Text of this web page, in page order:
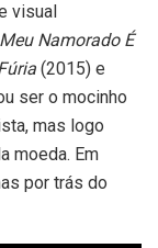
visual
Meu Namorado É
(2015) e
ser o mocinho
mas logo
moeda. Em
por trás do